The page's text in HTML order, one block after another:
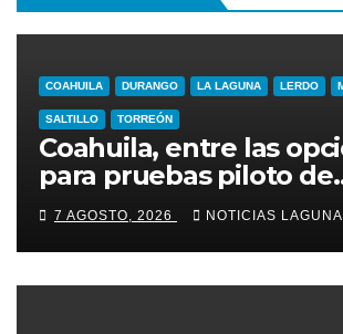
COAHUILA DURANGO LA LAGUNA LERDO
SALTILLO TORREÓN
Coahuila, entre las
para pruebas piloto de
extracción de gas
7 AGOSTO, 2026 NOTICIAS LAGUNA